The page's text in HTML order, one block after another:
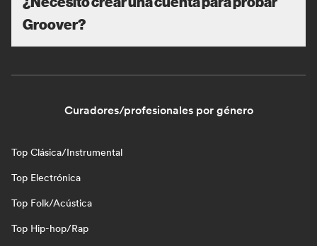
Groover?
Curadores/profesionales por género
Top Clásica/Instrumental
Top Electrónica
Top Folk/Acústica
Top Hip-hop/Rap